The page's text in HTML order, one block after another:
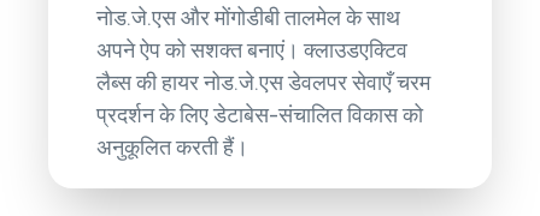
नोड.जे.एस और मोंगोडीबी तालमेल के साथ
अपने ऐप को सशक्त बनाएं। क्लाउडएक्टिव
लैब्स की हायर नोड.जे.एस डेवलपर सेवाएँ चरम
प्रदर्शन के लिए डेटाबेस-संचालित विकास को
अनुकूलित करती हैं।